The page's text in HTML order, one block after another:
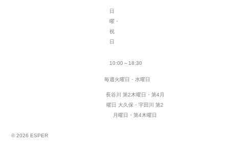
日
曜・
祝
日
10:00～18:30
毎週火曜日・水曜日
長谷川 第2木曜日・第4月
曜日 大久保・宇田川 第2
月曜日・第4木曜日
© 2026 ESPER